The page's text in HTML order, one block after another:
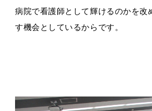
病院で看護師として輝けるのかを改
す機会としているからです。